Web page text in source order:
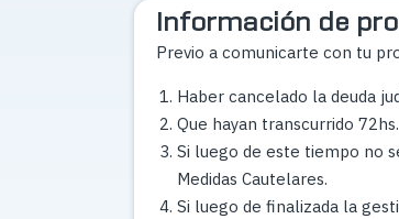
Información de
Previo a comunicarte con tu
Haber cancelado la deuda
Que hayan transcurrido
Si luego de este tiempo no
Medidas Cautelares.
Si luego de finalizada la